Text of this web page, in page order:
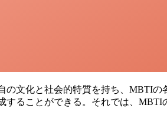
の文化と社会的特質を持ち、MBTI
することができる。それでは、